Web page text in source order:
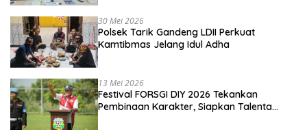
30 Mei 2026
Polsek Tarik Gandeng LDII Perkuat
Kamtibmas Jelang Idul Adha
13 Mei 2026
Festival FORSGI DIY 2026 Tekankan
Pembinaan Karakter, Siapkan Talenta